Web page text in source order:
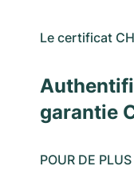
Le certificat
garantie
POUR DE